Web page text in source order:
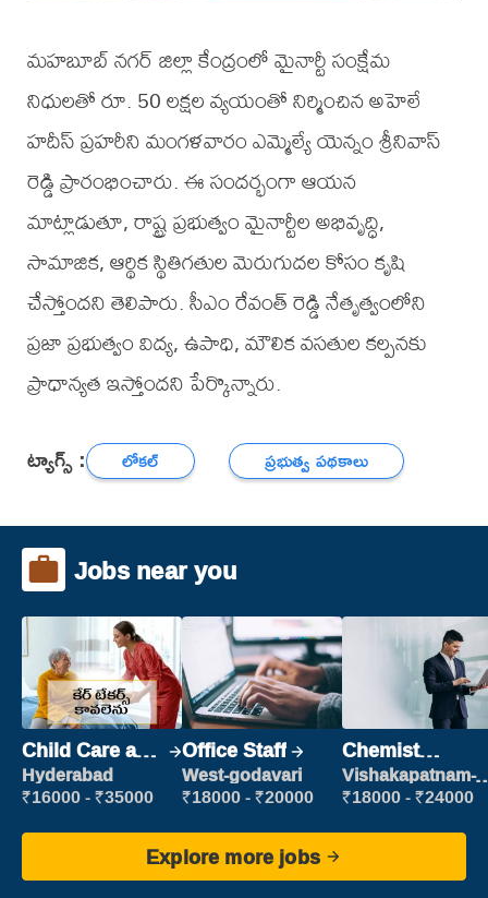
మహబూబ్ నగర్ జిల్లా కేంద్రంలో మైనార్టీ సంక్షేమ
నిధులతో రూ. 50 లక్షల వ్యయంతో నిర్మించిన అహెలే
హదీస్ ప్రహరీని మంగళవారం ఎమ్మెల్యే యెన్నం శ్రీనివాస్
రెడ్డి ప్రారంభించారు. ఈ సందర్భంగా ఆయన
మాట్లాడుతూ, రాష్ట్ర ప్రభుత్వం మైనార్టీల అభివృద్ధి,
సామాజిక, ఆర్థిక స్థితిగతుల మెరుగుదల కోసం కృషి
చేస్తోందని తెలిపారు. సీఎం రేవంత్ రెడ్డి నేతృత్వంలోని
ప్రజా ప్రభుత్వం విద్య, ఉపాధి, మౌలిక వసతుల కల్పనకు
ప్రాధాన్యత ఇస్తోందని పేర్కొన్నారు.
ట్యాగ్స్ : లోకల్ ప్రభుత్వ పథకాలు
Jobs near you
Child Care and
Patient care
Hyderabad
₹16000 - ₹35000
Office Staff
West-godavari
₹18000 - ₹20000
Chemist
Production
Executive
Vishakapatnam-
new
₹18000 - ₹24000
Explore more jobs